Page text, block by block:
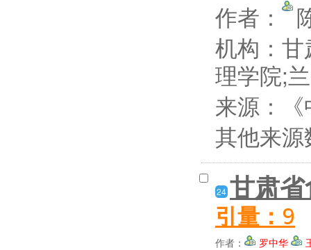
作者：
机构：
理学院;
来源：
其他来
24 甘肃
引量： 9
作者： 罗中华